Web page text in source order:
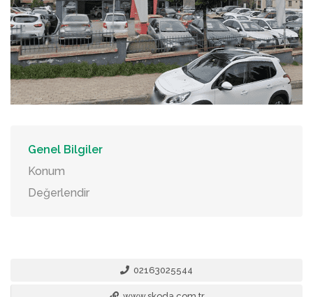
Genel Bilgiler
Konum
Değerlendir
02163025544